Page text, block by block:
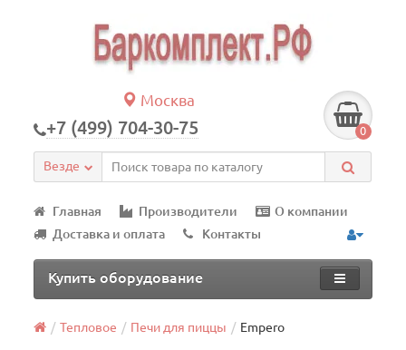
Москва
+7 (499) 704-30-75 0
Везде
Главная Производители
О компании
Доставка и оплата
Контакты
Купить оборудование
Тепловое Печи для пиццы Empero